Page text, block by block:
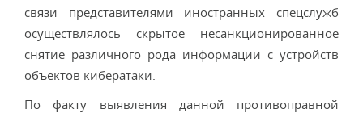
связи представителями иностранных спецслужб
осуществлялось скрытое несанкционированное
снятие различного рода информации с устройств
объектов кибератаки.
По факту выявления данной противоправной